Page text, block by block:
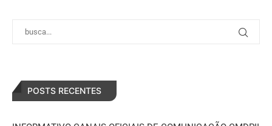
POSTS RECENTES